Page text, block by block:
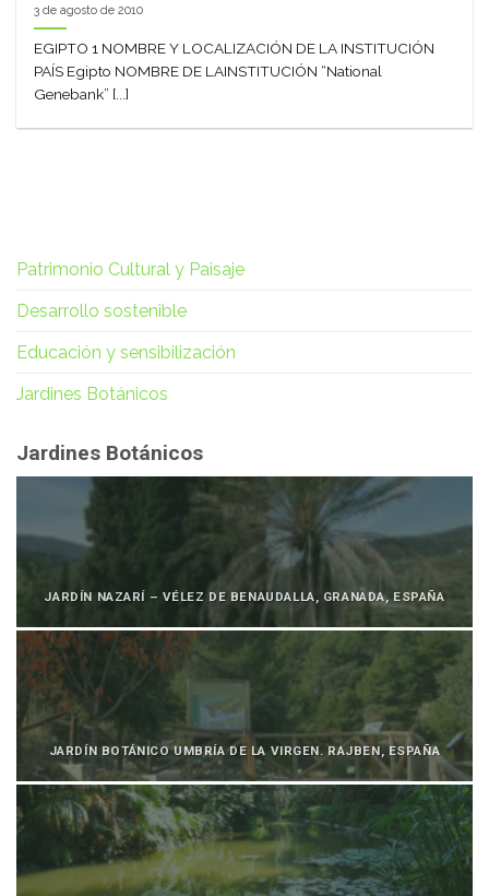
3 de agosto de 2010
EGIPTO 1 NOMBRE Y LOCALIZACIÓN DE LA INSTITUCIÓN
PAÍS Egipto NOMBRE DE LAINSTITUCIÓN “National
Genebank” [...]
Patrimonio Cultural y Paisaje
Desarrollo sostenible
Educación y sensibilización
Jardines Botánicos
Jardines Botánicos
JARDÍN NAZARÍ – VÉLEZ DE BENAUDALLA, GRANADA, ESPAÑA
JARDÍN BOTÁNICO UMBRÍA DE LA VIRGEN. RAJBEN, ESPAÑA